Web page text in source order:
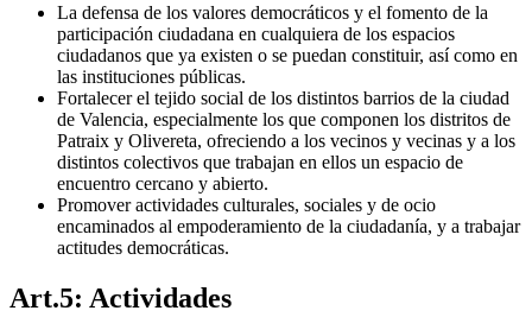
La defensa de los valores democráticos y el fomento de la
participación ciudadana en cualquiera de los espacios
ciudadanos que ya existen o se puedan constituir, así como en
las instituciones públicas.
Fortalecer el tejido social de los distintos barrios de la ciudad
de Valencia, especialmente los que componen los distritos de
Patraix y Olivereta, ofreciendo a los vecinos y vecinas y a los
distintos colectivos que trabajan en ellos un espacio de
encuentro cercano y abierto.
Promover actividades culturales, sociales y de ocio
encaminados al empoderamiento de la ciudadanía, y a trabajar
actitudes democráticas.
Art.5: Actividades